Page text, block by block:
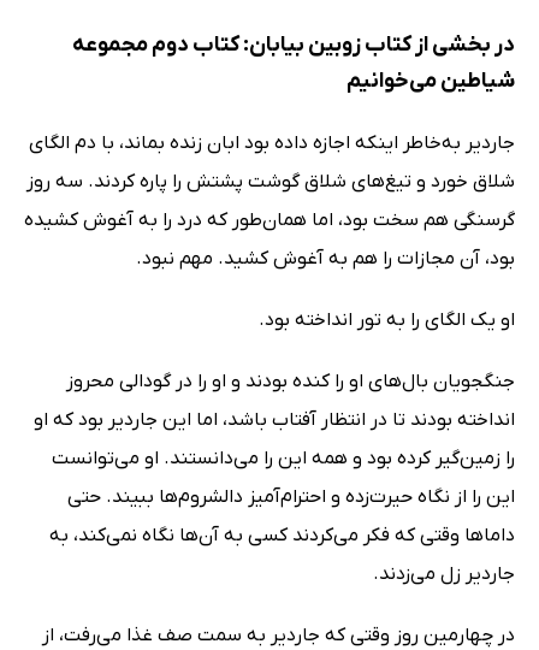
در بخشی از کتاب زوبین بیابان: کتاب دوم مجموعه
شیاطین می‌خوانیم
جاردیر به‌خاطر اینکه اجازه داده بود ابان زنده بماند، با دم الگای
شلاق خورد و تیغ‌های شلاق گوشت پشتش را پاره کردند. سه روز
گرسنگی هم سخت بود، اما همان‌طور که درد را به آغوش کشیده
بود، آن مجازات را هم به آغوش کشید. مهم نبود.
او یک الگای را به تور انداخته بود.
جنگجویان بال‌های او را کنده بودند و او را در گودالی محروز
انداخته بودند تا در انتظار آفتاب باشد، اما این جاردیر بود که او
را زمین‌گیر کرده بود و همه این را می‌دانستند. او می‌توانست
این را از نگاه حیرت‌زده و احترام‌آمیز دالشروم‌ها ببیند. حتی
داماها وقتی که فکر می‌کردند کسی به آن‌ها نگاه نمی‌کند، به
جاردیر زل می‌زدند.
در چهارمین روز وقتی که جاردیر به سمت صف غذا می‌رفت، از